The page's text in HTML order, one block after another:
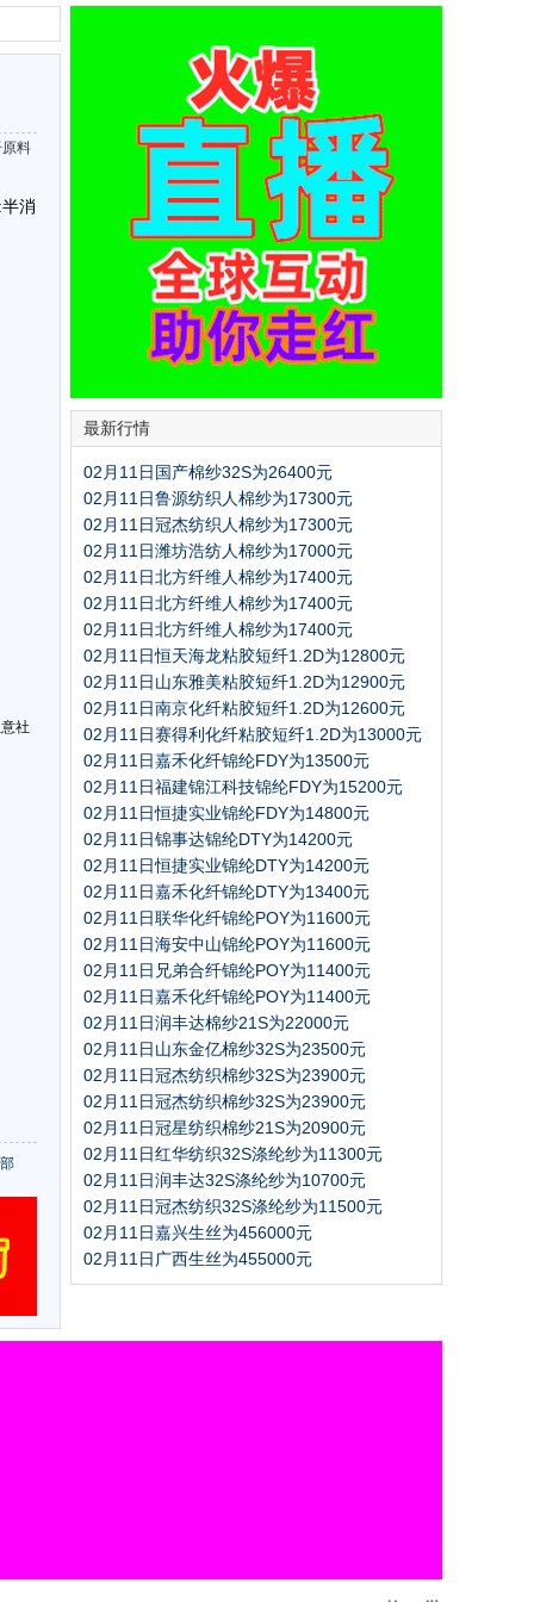
料
消
社
最新行情
02月11日国产棉纱32S为26400元
02月11日鲁源纺织人棉纱为17300元
02月11日冠杰纺织人棉纱为17300元
02月11日潍坊浩纺人棉纱为17000元
02月11日北方纤维人棉纱为17400元
02月11日北方纤维人棉纱为17400元
02月11日北方纤维人棉纱为17400元
02月11日恒天海龙粘胶短纤1.2D为12800元
02月11日山东雅美粘胶短纤1.2D为12900元
02月11日南京化纤粘胶短纤1.2D为12600元
02月11日赛得利化纤粘胶短纤1.2D为13000元
02月11日嘉禾化纤锦纶FDY为13500元
02月11日福建锦江科技锦纶FDY为15200元
02月11日恒捷实业锦纶FDY为14800元
02月11日锦事达锦纶DTY为14200元
02月11日恒捷实业锦纶DTY为14200元
02月11日嘉禾化纤锦纶DTY为13400元
02月11日联华化纤锦纶POY为11600元
02月11日海安中山锦纶POY为11600元
02月11日兄弟合纤锦纶POY为11400元
02月11日嘉禾化纤锦纶POY为11400元
02月11日润丰达棉纱21S为22000元
02月11日山东金亿棉纱32S为23500元
02月11日冠杰纺织棉纱32S为23900元
02月11日冠杰纺织棉纱32S为23900元
02月11日冠星纺织棉纱21S为20900元
02月11日红华纺织32S涤纶纱为11300元
02月11日润丰达32S涤纶纱为10700元
02月11日冠杰纺织32S涤纶纱为11500元
02月11日嘉兴生丝为456000元
02月11日广西生丝为455000元